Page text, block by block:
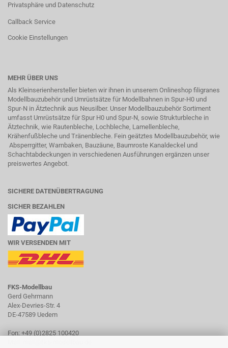
Privatsphäre und Datenschutz
Callback Service
Cookie Einstellungen
MEHR ÜBER UNS
Als Kleinserienhersteller bieten wir ihnen in unserem Onlineshop filigranes
Modellbauzubehör und Umrüstsätze für Modellbahnen in Spur-H0 und
Spur-N in Ätztechnik aus Neusilber. Unser Modellbauzubehör Sortiment
umfasst Umrüstsätze für Spur H0 und Spur-N, sowie Strukturbleche in
Ätztechnik, wie Rautenbleche, Lochbleche, Lamellenbleche,
Krähenfußbleche und Tränenbleche. Fein geätztes Modellbauzubehör, wie
Absperrgitter, Warnbaken, Bauzäune, Baumroste Kanaldeckel und
Schachtabdeckungen in verschiedenen Ausführungen ergänzen unser
preiswertes Angebot.
SICHERE DATENÜBERTRAGUNG
SICHER BEZAHLEN
WIR VERSENDEN MIT
FKS-Modellbau
Gerd Gehrmann
Alex-Devries-Str. 4
DE-47589 Uedem
Fon: +49 (0)2825 100420